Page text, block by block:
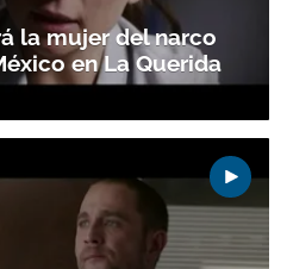
a nuestro boletín.
la mujer del narco
en La Querida